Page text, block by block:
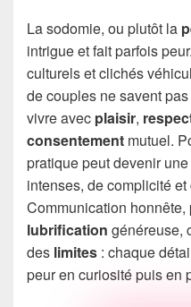
La sodomie, ou plutôt la
intrigue et fait parfois
culturels et clichés
de couples ne savent
vivre avec plaisir,
consentement mutuel.
pratique peut devenir
intenses, de complicité et
Communication
lubrification généreuse,
des limites : chaque
peur en curiosité puis en